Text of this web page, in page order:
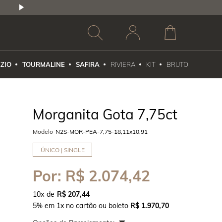
TOURMALINE SAFIRA RIVIERA KIT BRUTO
Morganita Gota 7,75ct
Modelo N2S-MOR-PEA-7,75-18,11x10,91
ÚNICO | SINGLE
Por: R$ 2.074,42
10x
R$ 207,44
5% em 1x no cartão ou boleto R$ 1.970,70